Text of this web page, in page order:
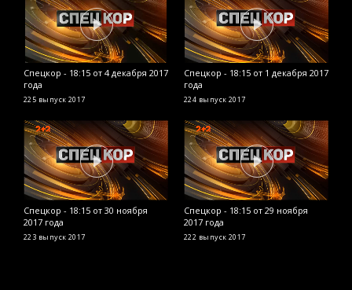
Спецкор - 18:15 от 4 декабря 2017
года
225 выпуск 2017
Спецкор - 18:15 от 1 декабря 2017
года
224 выпуск 2017
Спецкор - 18:15 от 30 ноября
2017 года
223 выпуск 2017
Спецкор - 18:15 от 29 ноября
2017 года
222 выпуск 2017